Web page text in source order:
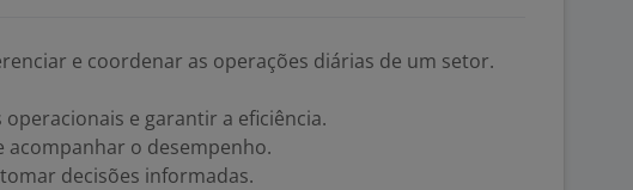
e coordenar as operações diárias de um setor.
e garantir a eficiência.
acompanhar o desempenho.
decisões informadas.